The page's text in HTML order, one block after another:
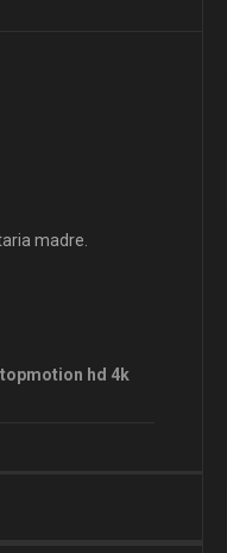
madre.
hd 4k